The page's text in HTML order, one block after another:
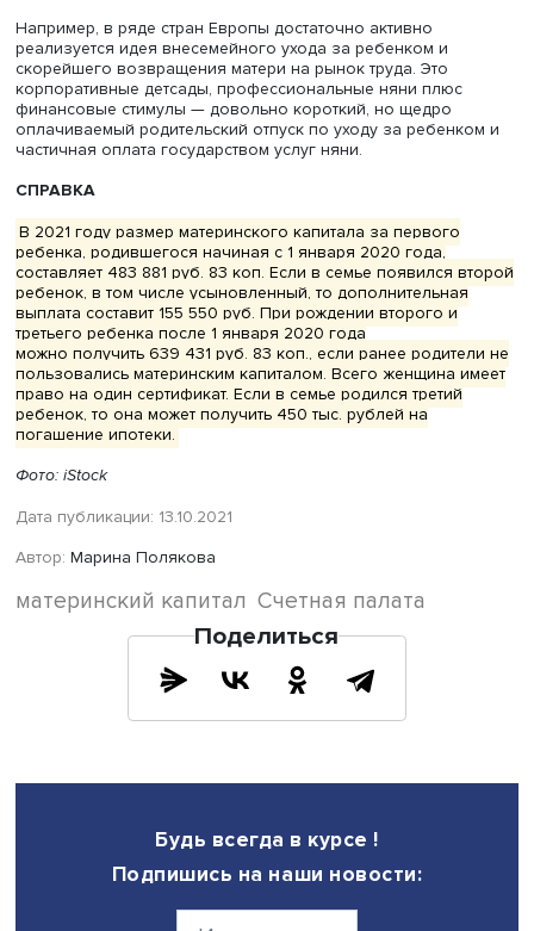
В последние годы предлагалось множество инициатив
расширению возможностей распоряжения
почти все из них остались нереализованными,
Елена Горина. Население всегда предпочтет «живые»
но государство ставило цель не просто раздать
Она обращает внимание на то, что на динамику
влияют далеко не только меры материального
стимулирования, но и многие другие факторы, в том
уверенность семьи в будущем, материнская занятость.
Последний фактор особенно важен. Неработающие
один из наиболее серьезных факторов бедности
«С одной стороны, государство сейчас помогает
низкими доходами, где дети младше трех лет, и чаще
как раз семьи с неработающими матерями или не
включенными в рынок труда: временная работа,
занятость и другие формы занятости. С другой стороны,
женщинам более полноценно сочетать работу и
Конечно, каждая семья сама решает, отдать ребенка в
или ужаться и посидеть с ним дома, но у них должен
полноценный выбор, а не безысходность», — говорит
Горина.
Например, в ряде стран Европы достаточно активно
реализуется идея внесемейного ухода за ребенком и
оплачиваемый родительский отпуск по уходу за